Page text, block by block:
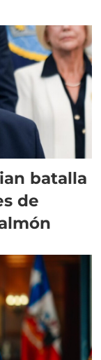
batalla
de